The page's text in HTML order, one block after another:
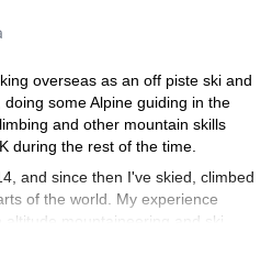
overseas as an off piste ski and
some Alpine guiding in the
and other mountain skills
during the rest of the time.
and since then I've skied, climbed
of the world. My experience
mountaineering and ski
rock climbing in familiar